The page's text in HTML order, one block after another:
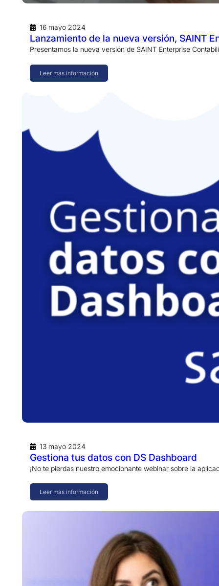
16 mayo 2024
Lanzamiento de la nueva versión, SAINT
Presentamos la nueva versión de SAINT Enterprise
Leer más información
13 mayo 2024
Gestiona tus datos con DS Dashboard
¡No te pierdas nuestro emocionante webinar sobre la
Leer más información